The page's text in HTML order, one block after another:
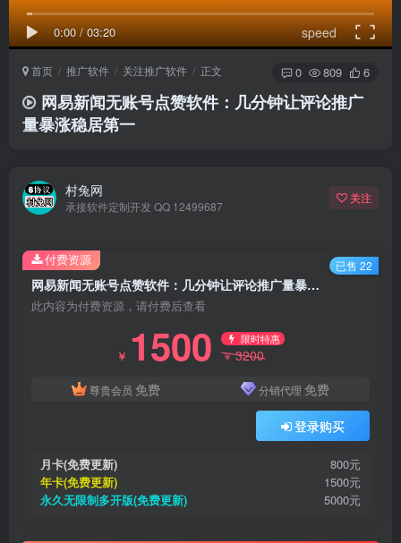
0:00/03:20 speed
首页 推广软件 关注推广软件 正文 0 809 6
网易新闻无账号点赞软件：几分钟让评论推广
量暴涨稳居第一
村兔网
承接软件定制开发 QQ 12499687
关注
网易新闻无账号点赞软件：几分钟让评论推广量暴涨稳居第一
此内容为付费资源，请付费后查看
￥ 1500 限时特惠
￥3200
尊贵会员 免费 分销代理 免费
登录购买
月卡(免费更新)
800元
年卡(免费更新)
1500元
永久无限制多开版(免费更新)
5000元
付费资源 已售 22